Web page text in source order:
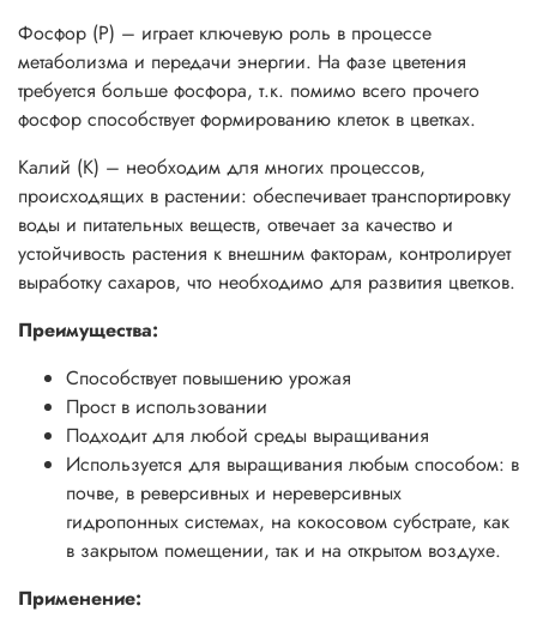
Фосфор (P) – играет ключевую роль в процессе
метаболизма и передачи энергии. На фазе цветения
требуется больше фосфора, т.к. помимо всего прочего
фосфор способствует формированию клеток в цветках.
Калий (K) – необходим для многих процессов,
происходящих в растении: обеспечивает транспортировку
воды и питательных веществ, отвечает за качество и
устойчивость растения к внешним факторам, контролирует
выработку сахаров, что необходимо для развития цветков.
Преимущества:
Способствует повышению урожая
Прост в использовании
Подходит для любой среды выращивания
Используется для выращивания любым способом: в
почве, в реверсивных и нереверсивных
гидропонных системах, на кокосовом субстрате, как
в закрытом помещении, так и на открытом воздухе.
Применение: